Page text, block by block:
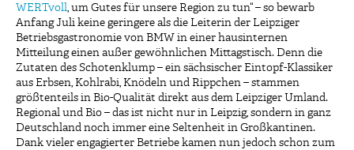
WERTvoll, um Gutes für unsere Region zu tun“ – so bewarb
Anfang Juli keine geringere als die Leiterin der Leipziger
Betriebsgastronomie von BMW in einer hausinternen
Mitteilung einen außer gewöhnlichen Mittagstisch. Denn die
Zutaten des Schotenklump – ein sächsischer Eintopf-Klassiker
aus Erbsen, Kohlrabi, Knödeln und Rippchen – stammen
größtenteils in Bio-Qualität direkt aus dem Leipziger Umland.
Regional und Bio – das ist nicht nur in Leipzig, sondern in ganz
Deutschland noch immer eine Seltenheit in Großkantinen.
Dank vieler engagierter Betriebe kamen nun jedoch schon zum